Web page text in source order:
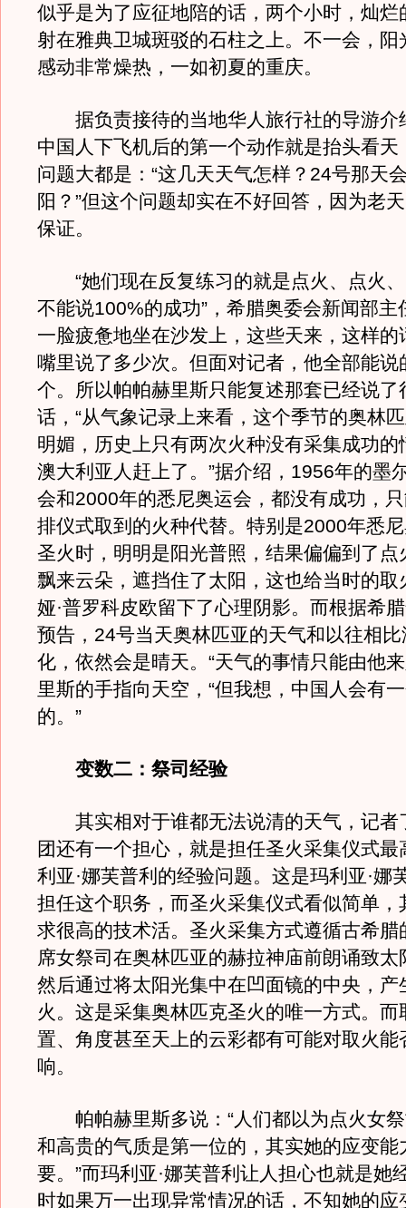
似乎是为了应征地陪的话，两个小时，灿烂
射在雅典卫城斑驳的石柱之上。不一会，阳
感动非常燥热，一如初夏的重庆。
据负责接待的当地华人旅行社的导游介
中国人下飞机后的第一个动作就是抬头看天
问题大都是：“这几天天气怎样？24号那天
阳？”但这个问题却实在不好回答，因为老
保证。
“她们现在反复练习的就是点火、点火、
不能说100%的成功”，希腊奥委会新闻部主
一脸疲惫地坐在沙发上，这些天来，这样的
嘴里说了多少次。但面对记者，他全部能说
个。所以帕帕赫里斯只能复述那套已经说了
话，“从气象记录上来看，这个季节的奥林
明媚，历史上只有两次火种没有采集成功的
澳大利亚人赶上了。”据介绍，1956年的墨
会和2000年的悉尼奥运会，都没有成功，
排仪式取到的火种代替。特别是2000年悉
圣火时，明明是阳光普照，结果偏偏到了点
飘来云朵，遮挡住了太阳，这也给当时的取
娅·普罗科皮欧留下了心理阴影。而根据希
预告，24号当天奥林匹亚的天气和以往相
化，依然会是晴天。“天气的事情只能由他
里斯的手指向天空，“但我想，中国人会有
的。”
变数二：祭司经验
其实相对于谁都无法说清的天气，记者
团还有一个担心，就是担任圣火采集仪式最
利亚·娜芙普利的经验问题。这是玛利亚·娜
担任这个职务，而圣火采集仪式看似简单，
求很高的技术活。圣火采集方式遵循古希腊
席女祭司在奥林匹亚的赫拉神庙前朗诵致太
然后通过将太阳光集中在凹面镜的中央，产
火。这是采集奥林匹克圣火的唯一方式。而
置、角度甚至天上的云彩都有可能对取火能
响。
帕帕赫里斯多说：“人们都以为点火女祭
和高贵的气质是第一位的，其实她的应变能
要。”而玛利亚·娜芙普利让人担心也就是她
时如果万一出现异常情况的话，不知她的应